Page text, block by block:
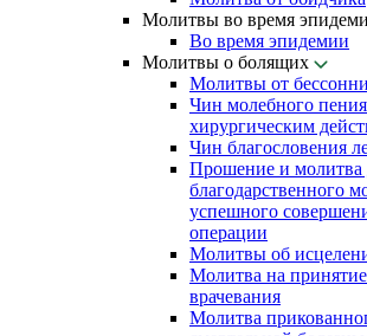
Молитвы во время
Во время эпидемии
Молитвы о болящих
Молитвы от
Чин молебного
хирургическим
Чин благословения
Прошение и молитва
благодарственного
успешного
операции
Молитвы об
Молитва на
врачевания
Молитва